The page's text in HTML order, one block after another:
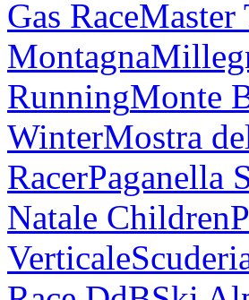
Gas RaceMaster
Montagna
RunningMonte
WinterMostra
RacerPaganella
Natale Children
Verticale